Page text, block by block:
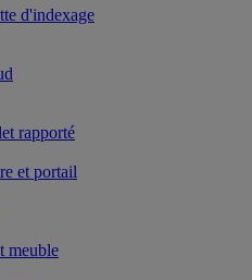
d'indexage
rapporté
et portail
meuble